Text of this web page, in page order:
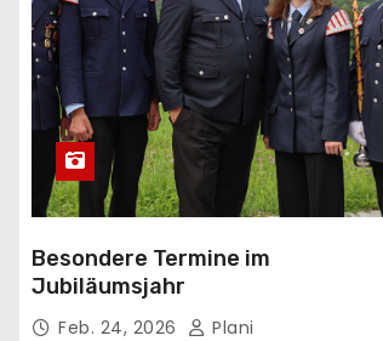
Besondere Termine im
Jubiläumsjahr
Feb. 24, 2026 Plani